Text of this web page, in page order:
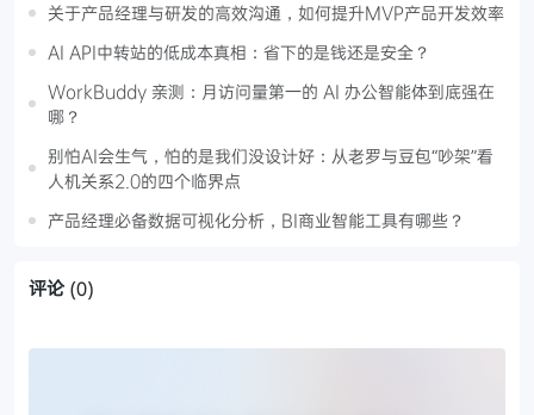
关于产品经理与研发的高效沟通，如何提升MVP产品开发效率
AI API中转站的低成本真相：省下的是钱还是安全？
WorkBuddy 亲测：月访问量第一的 AI 办公智能体到底强在
哪？
别怕AI会生气，怕的是我们没设计好：从老罗与豆包“吵架”看
人机关系2.0的四个临界点
产品经理必备数据可视化分析，BI商业智能工具有哪些？
评论 (0)